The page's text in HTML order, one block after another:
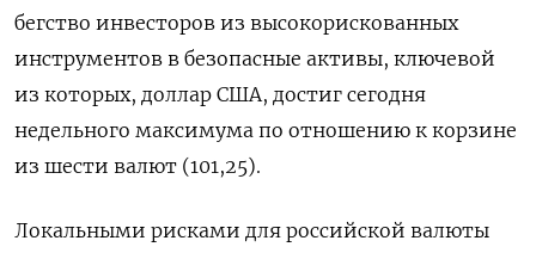
бегство инвесторов из высокорискованных
инструментов в безопасные активы, ключевой
из которых, доллар США, достиг сегодня
недельного максимума по отношению к корзине
из шести валют (101,25).
Локальными рисками для российской валюты